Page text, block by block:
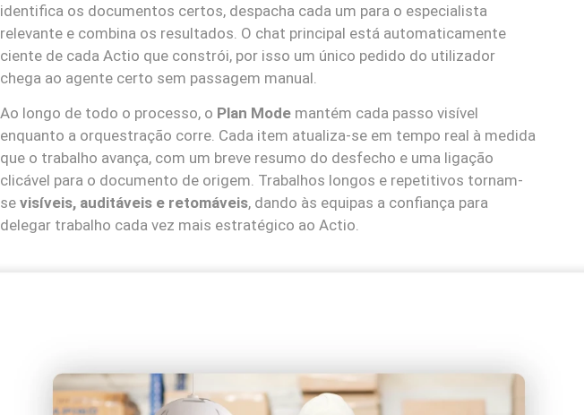
identifica os documentos certos, despacha cada um para o especialista
relevante e combina os resultados. O chat principal está automaticamente
ciente de cada Actio que constrói, por isso um único pedido do utilizador
chega ao agente certo sem passagem manual.
Ao longo de todo o processo, o Plan Mode mantém cada passo visível
enquanto a orquestração corre. Cada item atualiza-se em tempo real à medida
que o trabalho avança, com um breve resumo do desfecho e uma ligação
clicável para o documento de origem. Trabalhos longos e repetitivos tornam-
se visíveis, auditáveis e retomáveis, dando às equipas a confiança para
delegar trabalho cada vez mais estratégico ao Actio.